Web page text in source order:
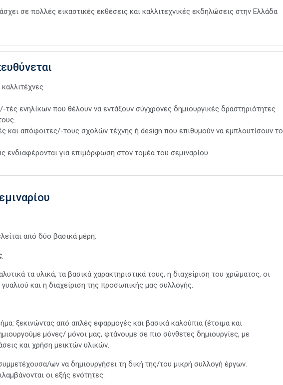
σε πολλές εικαστικές εκθέσεις και καλλιτεχνικές εκδηλώσεις στην Ελλάδα
τές ενηλίκων που θέλουν να εντάξουν σύγχρονες δημιουργικές δραστηριότητες
και απόφοιτες/-τους σχολών τέχνης ή design που επιθυμούν να εμπλουτίσουν το
ενδιαφέρονται για επιμόρφωση στον τομέα του σεμιναρίου
από δύο βασικά μέρη:
τα υλικά, τα βασικά χαρακτηριστικά τους, η διαχείριση του χρώματος, οι
και η διαχείριση της προσωπικής μας συλλογής.
ξεκινώντας από απλές εφαρμογές και βασικά καλούπια (έτοιμα και
μόνες/ μόνοι μας, φτάνουμε σε πιο σύνθετες δημιουργίες, με
και χρήση μεικτών υλικών.
ων να δημιουργήσει τη δική της/του μικρή συλλογή έργων.
οι εξής ενότητες: